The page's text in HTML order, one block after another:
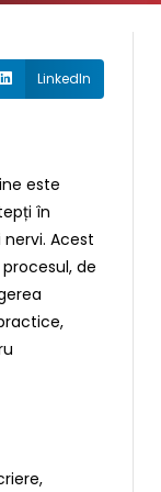
LinkedIn
este
în
Acest
de